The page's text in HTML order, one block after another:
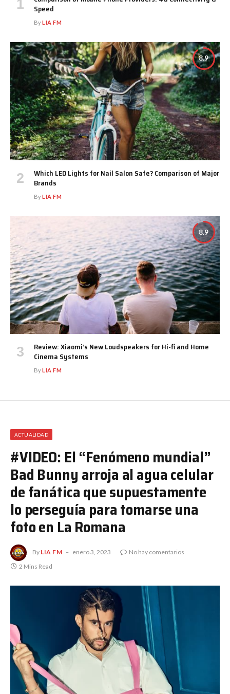
Speed
ByLIA FM
8.9
Which LED Lights for Nail Salon Safe? Comparison of Major
Brands
ByLIA FM
8.9
Review: Xiaomi’s New Loudspeakers for Hi-fi and Home
Cinema Systems
ByLIA FM
ACTUALIDAD
#VIDEO: El “Fenómeno mundial”
Bad Bunny arroja al agua celular
de fanática que supuestamente
lo perseguía para tomarse una
foto en La Romana
By LIA FM enero 3, 2023
No hay comentarios
2 Mins Read